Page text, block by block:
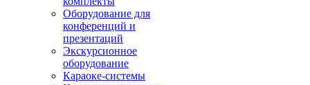
Оборудование для
конференций и
презентаций
Экскурсионное
оборудование
Караоке-системы